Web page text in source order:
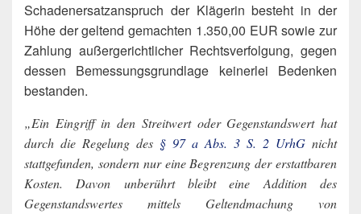
Schadenersatzanspruch der Klägerin besteht in der
Höhe der geltend gemachten 1.350,00 EUR sowie zur
Zahlung außergerichtlicher Rechtsverfolgung, gegen
dessen Bemessungsgrundlage keinerlei Bedenken
bestanden.
„Ein Eingriff in den Streitwert oder Gegenstandswert hat
durch die Regelung des § 97 a Abs. 3 S. 2 UrhG nicht
stattgefunden, sondern nur eine Begrenzung der erstattbaren
Kosten. Davon unberührt bleibt eine Addition des
Gegenstandswertes mittels Geltendmachung von